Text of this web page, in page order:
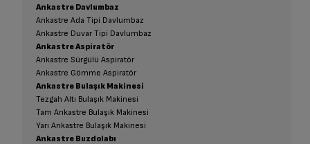
Ankastre Davlumbaz
Ankastre Ada Tipi Davlumbaz
Ankastre Duvar Tipi Davlumbaz
Ankastre Aspiratör
Ankastre Sürgülü Aspiratör
Ankastre Gömme Aspiratör
Ankastre Bulaşık Makinesi
Tezgah Altı Bulaşık Makinesi
Tam Ankastre Bulaşık Makinesi
Yarı Ankastre Bulaşık Makinesi
Ankastre Buzdolabı